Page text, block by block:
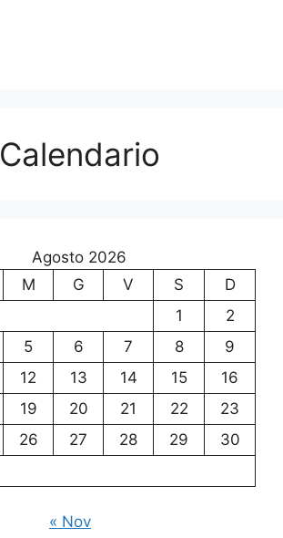
Calendario
Agosto 2026
M G V S
D
1
2
5 6 7 8
9
12 13 14 15
16
19 20 21 22
23
26 27 28 29
30
« Nov